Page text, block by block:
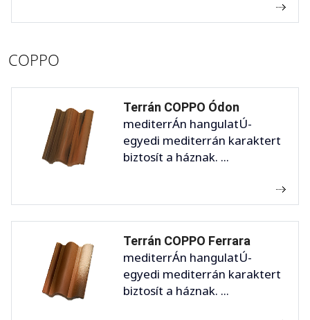
COPPO
Terrán COPPO Ódon
mediterrÁn hangulatÚ-
egyedi mediterrán karaktert
biztosít a háznak. ...
Terrán COPPO Ferrara
mediterrÁn hangulatÚ-
egyedi mediterrán karaktert
biztosít a háznak. ...